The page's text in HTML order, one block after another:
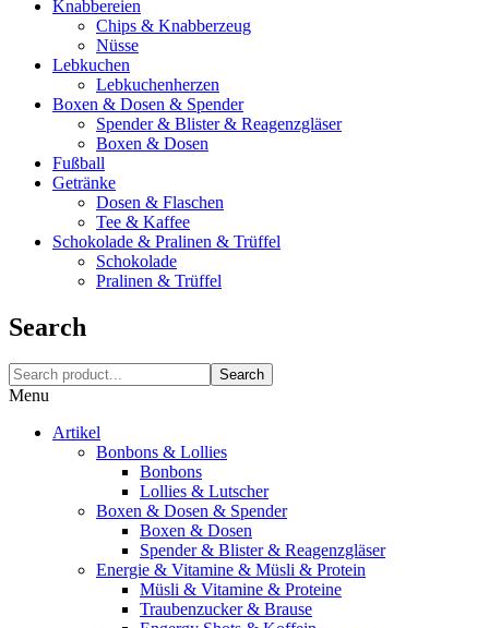
Knabbereien
Chips & Knabberzeug
Nüsse
Lebkuchen
Lebkuchenherzen
Boxen & Dosen & Spender
Spender & Blister & Reagenzgläser
Boxen & Dosen
Fußball
Getränke
Dosen & Flaschen
Tee & Kaffee
Schokolade & Pralinen & Trüffel
Schokolade
Pralinen & Trüffel
Search
Search
Menu
Artikel
Bonbons & Lollies
Bonbons
Lollies & Lutscher
Boxen & Dosen & Spender
Boxen & Dosen
Spender & Blister & Reagenzgläser
Energie & Vitamine & Müsli & Protein
Müsli & Vitamine & Proteine
Traubenzucker & Brause